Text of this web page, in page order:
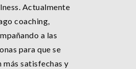
Actualmente
coaching,
a las
para que se
más satisfechas y